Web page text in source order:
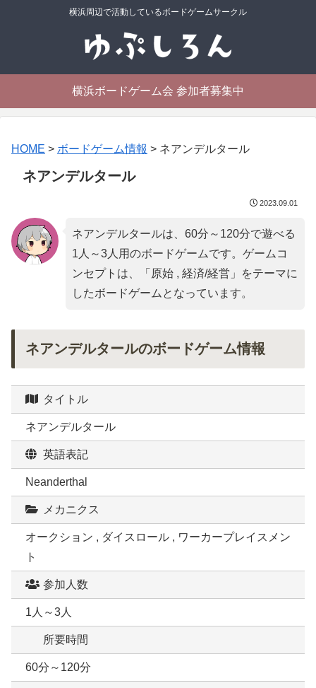
横浜周辺で活動しているボードゲームサークル
横浜ボードゲーム会 参加者募集中
HOME > ボードゲーム情報 > ネアンデルタール
ネアンデルタール
2023.09.01
ネアンデルタールは、60分～120分で遊べる
1人～3人用のボードゲームです。ゲームコ
ンセプトは、「 原始 , 経済/経営 」をテーマに
したボードゲームとなっています。
ネアンデルタールのボードゲーム情報
タイトル
ネアンデルタール
英語表記
Neanderthal
メカニクス
オークション , ダイスロール , ワーカープレイスメン
ト
参加人数
1人～3人
所要時間
60分～120分